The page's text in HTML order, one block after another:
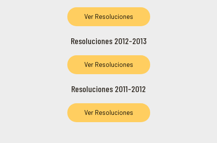
Ver Resoluciones
Resoluciones 2012-2013
Ver Resoluciones
Resoluciones 2011-2012
Ver Resoluciones